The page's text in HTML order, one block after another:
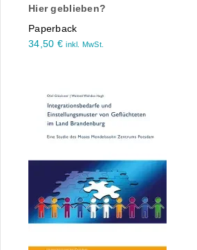
Hier geblieben?
Paperback
34,50 € inkl. MwSt.